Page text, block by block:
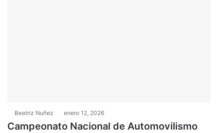
Beatriz Nuñez enero 12, 2026
Campeonato Nacional de Automovilismo